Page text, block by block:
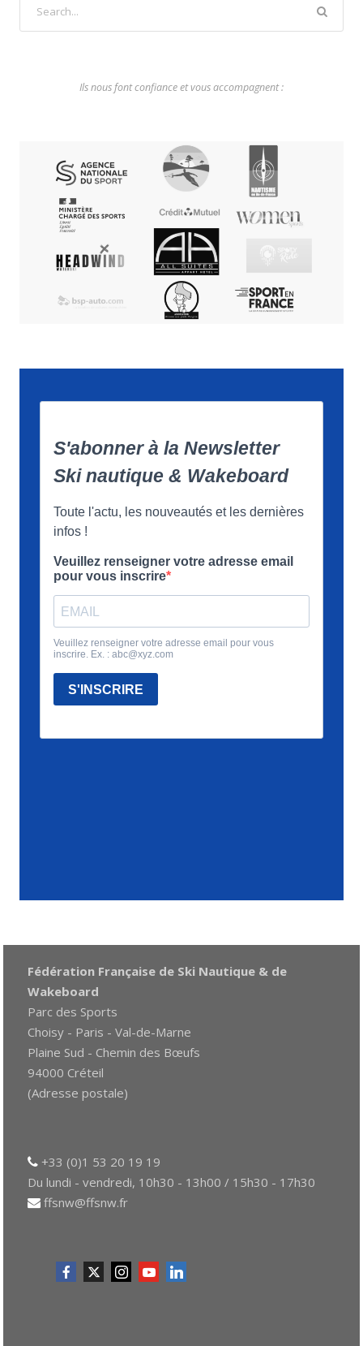
Ils nous font confiance et vous accompagnent :
Fédération Française de Ski Nautique & de
Wakeboard
Parc des Sports
Choisy - Paris - Val-de-Marne
Plaine Sud - Chemin des Bœufs
94000 Créteil
(Adresse postale)
+33 (0)1 53 20 19 19
Du lundi - vendredi, 10h30 - 13h00 / 15h30 - 17h30
ffsnw@ffsnw.fr